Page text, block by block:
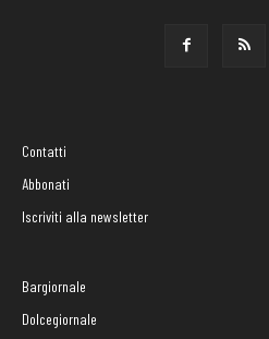
Contatti
Abbonati
Iscriviti alla newsletter
Bargiornale
Dolcegiornale